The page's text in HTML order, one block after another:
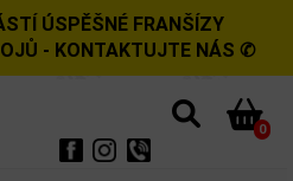
ÚSPĚŠNÉ FRANŠÍZY
- KONTAKTUJTE NÁS ✆
0